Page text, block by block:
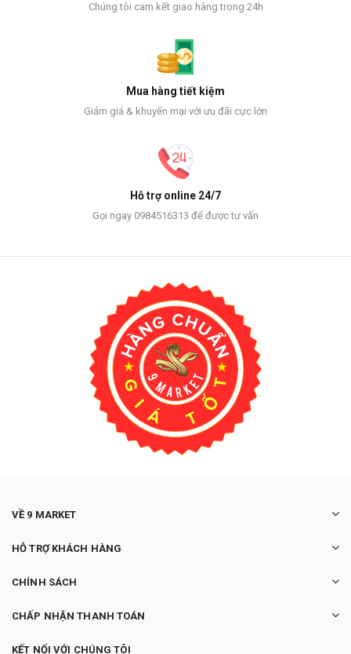
Chúng tôi cam kết giao hàng trong 24h
Mua hàng tiết kiệm
Giảm giá & khuyến mại với ưu đãi cực lớn
Hỗ trợ online 24/7
Gọi ngay 0984516313 để được tư vấn
VỀ 9 MARKET
HỖ TRỢ KHÁCH HÀNG
CHÍNH SÁCH
CHẤP NHẬN THANH TOÁN
KẾT NỐI VỚI CHÚNG TÔI